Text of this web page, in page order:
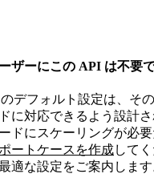
ザーにこの API は不要
のデフォルト設定は、そ
に対応できるよう設計さ
ドにスケーリングが必
ートケースを作成して
適な設定をご案内します